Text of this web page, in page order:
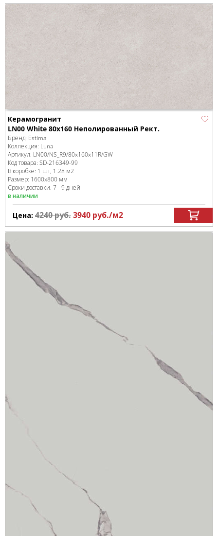
Керамогранит
LN00 White 80x160 Неполированный Рект.
Бренд: Estima
Коллекция: Luna
Артикул: LN00/NS_R9/80x160x11R/GW
Код товара: SD-216349-99
В коробке: 1 шт, 1.28 м2
Размер: 1600x800 мм
Сроки доставки: 7 - 9 дней
в наличии
Цена: 4240руб.3940 руб./м2